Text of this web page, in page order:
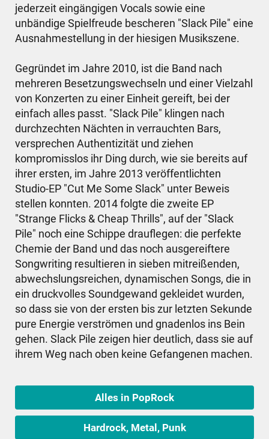
jederzeit eingängigen Vocals sowie eine
unbändige Spielfreude bescheren "Slack Pile" eine
Ausnahmestellung in der hiesigen Musikszene.
Gegründet im Jahre 2010, ist die Band nach
mehreren Besetzungswechseln und einer Vielzahl
von Konzerten zu einer Einheit gereift, bei der
einfach alles passt. "Slack Pile" klingen nach
durchzechten Nächten in verrauchten Bars,
versprechen Authentizität und ziehen
kompromisslos ihr Ding durch, wie sie bereits auf
ihrer ersten, im Jahre 2013 veröffentlichten
Studio-EP "Cut Me Some Slack" unter Beweis
stellen konnten. 2014 folgte die zweite EP
"Strange Flicks & Cheap Thrills", auf der "Slack
Pile" noch eine Schippe drauflegen: die perfekte
Chemie der Band und das noch ausgereiftere
Songwriting resultieren in sieben mitreißenden,
abwechslungsreichen, dynamischen Songs, die in
ein druckvolles Soundgewand gekleidet wurden,
so dass sie von der ersten bis zur letzten Sekunde
pure Energie verströmen und gnadenlos ins Bein
gehen. Slack Pile zeigen hier deutlich, dass sie auf
ihrem Weg nach oben keine Gefangenen machen.
Alles in PopRock
Hardrock, Metal, Punk